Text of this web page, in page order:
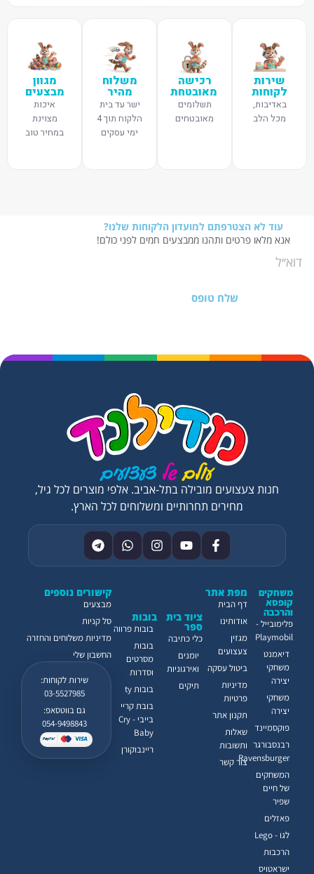
שירות
לקוחות
באדיבות,
מכל הלב
רכישה
מאובטחת
תשלומים
מאובטחים
משלוח
מהיר
ישר עד בית
הלקוח תוך 4
ימי עסקים
מגוון
מבצעים
איכות
מצוינת
במחיר טוב
עוד לא הצטרפתם למועדון הלקוחות שלנו?
אנא מלאו פרטים ותהנו ממבצעים חמים לפני כולם!
שלח טופס
קישורים נוספים
מבצעים
סל קניות
מדיניות משלוחים והחזרה
החשבון שלי
שירות לקוחות:
03-5527985
גם בווטסאפ:
054-9498843
ציוד בית
ספר
כלי כתיבה
יומנים
ואירגוניות
תיקים
בובות
בובות פרווה
בובות
מסרטים
וסדרות
בובות ty
בובת קריי
בייבי - Cry
Baby
ריינבוקורן
משחקים
קופסא
והרכבה
פלימובייל -
Playmobil
דיאמנט
משחקי
יצירה
משחקי
יצירה
פוקסמיינד
רבנסבורגר
Ravensburger
המשחקים
של חיים
שפיר
פאזלים
לגו - Lego
הרכבות
ישראטויס
מפת אתר
דף הבית
אודותינו
מגזין
צעצועים
ביטול עסקה
מדיניות
פרטיות
תקנון אתר
שאלות
ותשובות
צור קשר
חנות צעצועים מובילה בתל-אביב. אלפי מוצרים לכל גיל,
מחירים תחרותיים ומשלוחים לכל הארץ.